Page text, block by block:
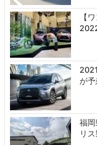
【
が
福
リ